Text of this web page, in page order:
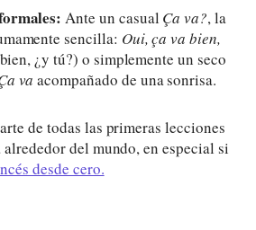
Ante un casual Ça va?, la
sencilla: Oui, ça va bien,
¿y tú?) o simplemente un seco
va acompañado de una sonrisa.
de todas las primeras lecciones
del mundo, en especial si
desde cero.